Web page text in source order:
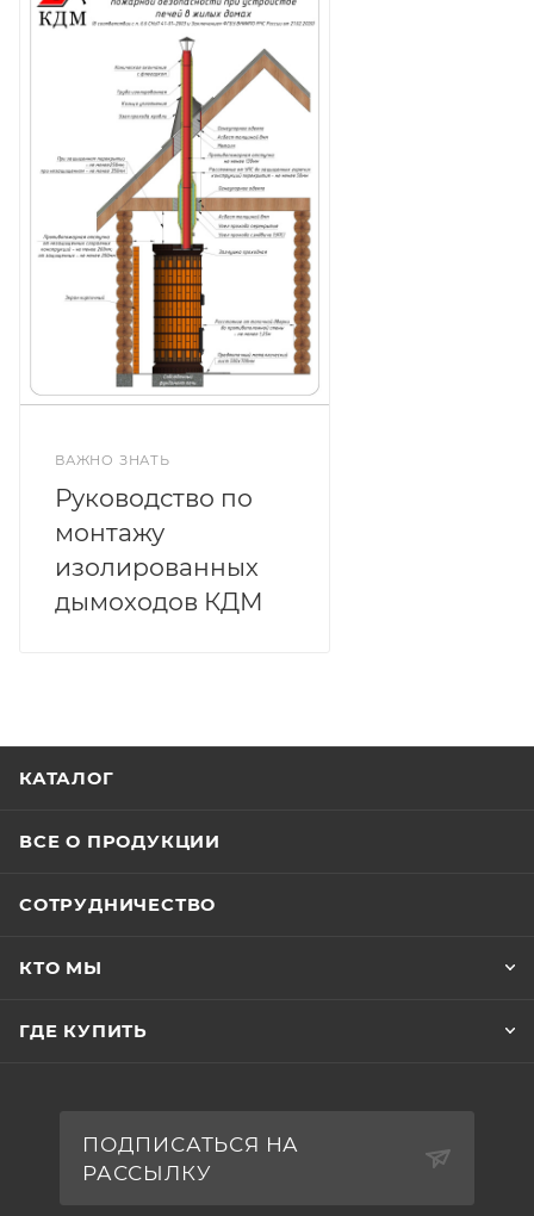
ВАЖНО ЗНАТЬ
Руководство по
монтажу
изолированных
дымоходов КДМ
КАТАЛОГ
ВСЕ О ПРОДУКЦИИ
СОТРУДНИЧЕСТВО
КТО МЫ
ГДЕ КУПИТЬ
ПОДПИСАТЬСЯ НА
РАССЫЛКУ